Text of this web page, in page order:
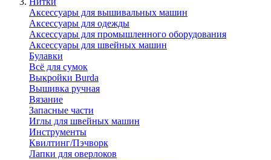
Аксессуары для вышивальных машин
Аксессуары для одежды
Аксессуары для промышленного оборудования
Аксессуары для швейных машин
Булавки
Всё для сумок
Выкройки Burda
Вышивка ручная
Вязание
Запасные части
Иглы для швейных машин
Инструменты
Квилтинг/Пэчворк
Лапки для оверлоков